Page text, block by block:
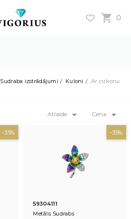
0
Sudraba izstrādājumi Kuloni Ar cirkonu
Atlaide Cena
-35% -35%
59304111
Metāls: Sudrabs